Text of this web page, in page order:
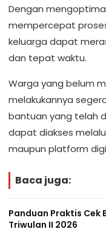
Dengan
mempercepat
keluarga dapat
dan tepat waktu.
Warga yang belum
melakukannya
bantuan yang telah
dapat diakses
maupun platform
Baca juga:
Panduan Praktis Cek
Triwulan II 2026